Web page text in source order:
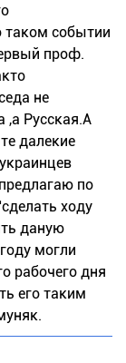
таком событии
проф.
не
,а Русская.А
далекие
по
ходу
даную
могли
рабочего дня
его таким